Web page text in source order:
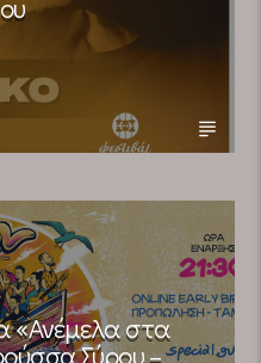
«Ανέμελα στα
Σύρου –